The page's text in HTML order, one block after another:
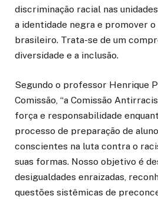
discriminação racial nas
a identidade negra e promover
brasileiro. Trata-se de um
diversidade e a inclusão.
Segundo o professor Henrique
Comissão, “a Comissão
força e responsabilidade
processo de preparação de
conscientes na luta contra o
suas formas. Nosso objetivo é
desigualdades enraizadas,
questões sistêmicas de